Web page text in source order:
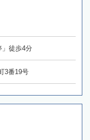
徒歩4分
3番19号